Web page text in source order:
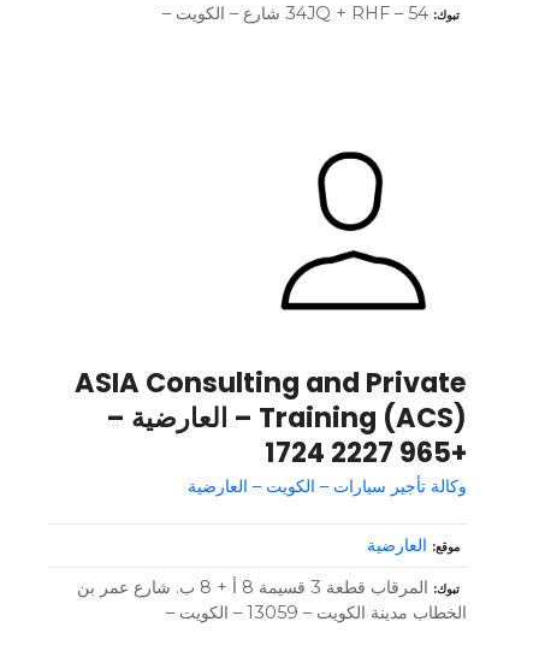
تبوك 34JQ + RHF – 54 شارع – الكويت –
ASIA Consulting and Private
Training (ACS) – العارضية –
+965 2227 1724
وكالة تأجير سيارات – الكويت – العارضية
موقع العارضية
تبوك
المرقاب قطعة 3 قسيمة 8 أ + 8 ب. شارع عمر بن
الخطاب مدينة الكويت – 13059 – الكويت –